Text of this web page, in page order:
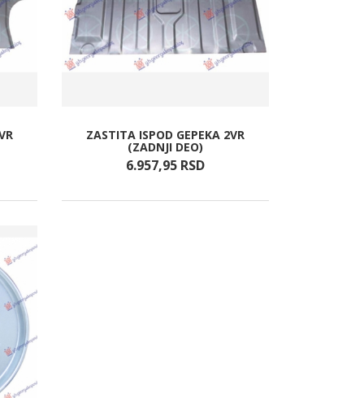
ZASTITA ISPOD GEPEKA 2VR
(ZADNJI DEO)
6.957,95 RSD